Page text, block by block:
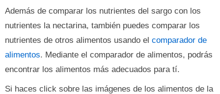
Además de comparar los nutrientes del sargo con los
nutrientes la nectarina, también puedes comparar los
nutrientes de otros alimentos usando el comparador de
alimentos. Mediante el comparador de alimentos, podrás
encontrar los alimentos más adecuados para tí.
Si haces click sobre las imágenes de los alimentos de la